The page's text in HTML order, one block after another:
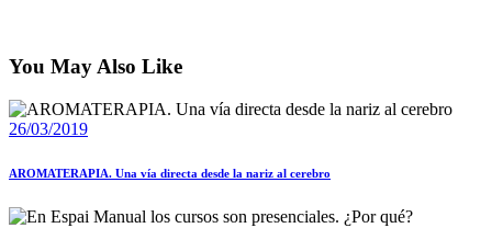
You May Also Like
26/03/2019
AROMATERAPIA. Una vía directa desde la nariz al cerebro